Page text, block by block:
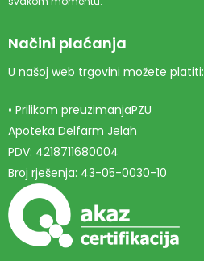
Načini plaćanja
U našoj web trgovini možete platiti:
• Prilikom preuzimanjaPZU
Apoteka Delfarm Jelah
PDV: 4218711680004
Broj rješenja: 43-05-0030-10